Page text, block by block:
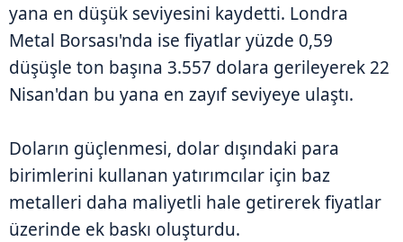
yana en düşük seviyesini kaydetti. Londra
Metal Borsası'nda ise fiyatlar yüzde 0,59
düşüşle ton başına 3.557 dolara gerileyerek 22
Nisan'dan bu yana en zayıf seviyeye ulaştı.
Doların güçlenmesi, dolar dışındaki para
birimlerini kullanan yatırımcılar için baz
metalleri daha maliyetli hale getirerek fiyatlar
üzerinde ek baskı oluşturdu.